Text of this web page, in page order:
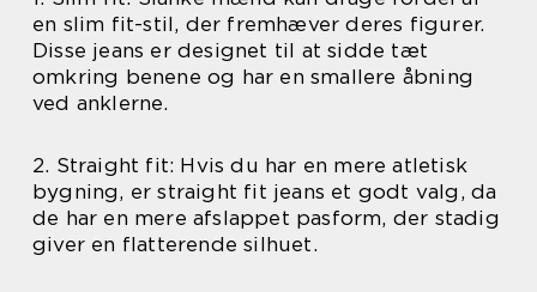
en slim fit-stil, der fremhæver deres figurer.
Disse jeans er designet til at sidde tæt
omkring benene og har en smallere åbning
ved anklerne.
2. Straight fit: Hvis du har en mere atletisk
bygning, er straight fit jeans et godt valg, da
de har en mere afslappet pasform, der stadig
giver en flatterende silhuet.